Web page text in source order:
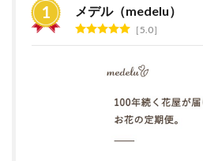
すめ
ラン
キン
グ
メデル（medelu）
5.0